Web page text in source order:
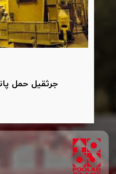
جرثقیل حمل پاتیل